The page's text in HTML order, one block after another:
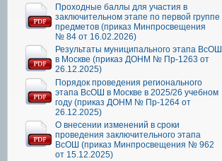
Проходные баллы для участия в
заключительном этапе по первой группе
предметов (приказ Минпросвещения
№ 84 от 16.02.2026)
Результаты муниципального этапа ВсОШ
в Москве (приказ ДОНМ № Пр-1263 от
26.12.2025)
Порядок проведения регионального
этапа ВсОШ в Москве в 2025/26 учебном
году (приказ ДОНМ № Пр-1264 от
26.12.2025)
О внесении изменений в сроки
проведения заключительного этапа
ВсОШ (приказ Минпросвещения № 962
от 15.12.2025)